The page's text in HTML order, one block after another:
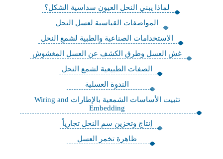
لماذا يبني النحل العيون سداسية الشكل؟
المواصفات القياسية لعسل النحل
الاستخدامات الصناعية والطبية لشمع النحل
غش العسل وطرق الكشف عن العسل المغشوش
الصفات الطبيعية لشمع النحل
الندوة العسلية
تثبيت الأساسات الشمعية بالإطارات Wiring and
Embedding
إنتاج وتخزين سم النحل تجارياً
ظاهرة تخمر العسل